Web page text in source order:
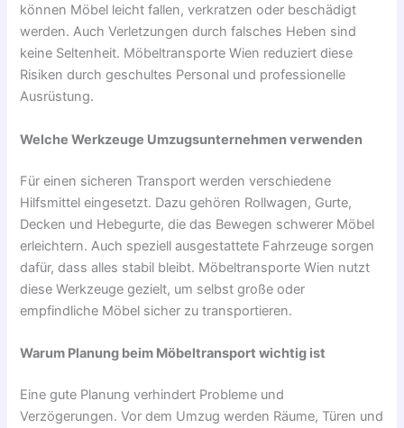
können Möbel leicht fallen, verkratzen oder beschädigt
werden. Auch Verletzungen durch falsches Heben sind
keine Seltenheit. Möbeltransporte Wien reduziert diese
Risiken durch geschultes Personal und professionelle
Ausrüstung.
Welche Werkzeuge Umzugsunternehmen verwenden
Für einen sicheren Transport werden verschiedene
Hilfsmittel eingesetzt. Dazu gehören Rollwagen, Gurte,
Decken und Hebegurte, die das Bewegen schwerer Möbel
erleichtern. Auch speziell ausgestattete Fahrzeuge sorgen
dafür, dass alles stabil bleibt. Möbeltransporte Wien nutzt
diese Werkzeuge gezielt, um selbst große oder
empfindliche Möbel sicher zu transportieren.
Warum Planung beim Möbeltransport wichtig ist
Eine gute Planung verhindert Probleme und
Verzögerungen. Vor dem Umzug werden Räume, Türen und